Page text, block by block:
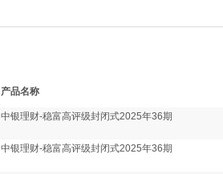
产品名称
中银理财-稳富高评级封闭式2025年36期
中银理财-稳富高评级封闭式2025年36期